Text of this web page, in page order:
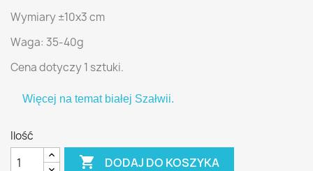
Wymiary ±10x3 cm
Waga: 35-40g
Cena dotyczy 1 sztuki.
Więcej na temat białej Szałwii.
Ilość
 DODAJ DO KOSZYKA